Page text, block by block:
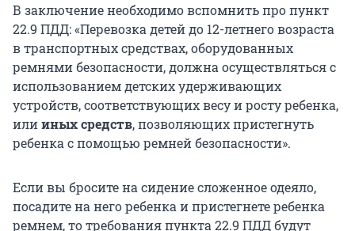
В заключение необходимо вспомнить про пункт
22.9 ПДД: «Перевозка детей до 12-летнего возраста
в транспортных средствах, оборудованных
ремнями безопасности, должна осуществляться с
использованием детских удерживающих
устройств, соответствующих весу и росту ребенка,
илииных средств, позволяющих пристегнуть
ребенка с помощью ремней безопасности».
Если вы бросите на сидение сложенное одеяло,
посадите на него ребенка и пристегнете ребенка
ремнем, то требования пункта 22.9 ПДД будут